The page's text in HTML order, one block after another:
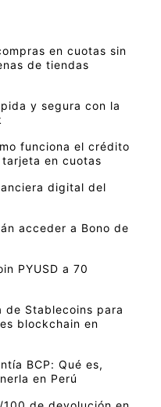
en cuotas sin
de tiendas
y segura con la
funciona el crédito
en cuotas
digital del
acceder a Bono de
PYUSD a 70
de Stablecoins para
blockchain en
BCP: Qué es,
en Perú